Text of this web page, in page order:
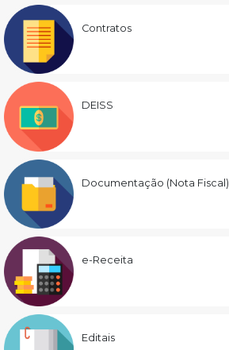
Contratos
DEISS
Documentação (Nota Fiscal)
e-Receita
Editais